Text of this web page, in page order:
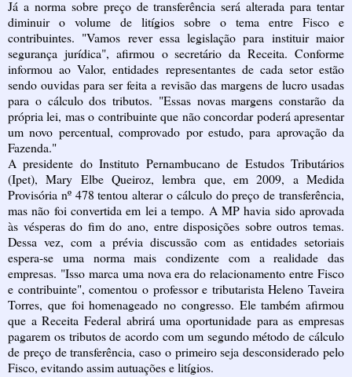
Já a norma sobre preço de transferência será alterada para tentar
diminuir o volume de litígios sobre o tema entre Fisco e
contribuintes. "Vamos rever essa legislação para instituir maior
segurança jurídica", afirmou o secretário da Receita. Conforme
informou ao Valor, entidades representantes de cada setor estão
sendo ouvidas para ser feita a revisão das margens de lucro usadas
para o cálculo dos tributos. "Essas novas margens constarão da
própria lei, mas o contribuinte que não concordar poderá apresentar
um novo percentual, comprovado por estudo, para aprovação da
Fazenda."
A presidente do Instituto Pernambucano de Estudos Tributários
(Ipet), Mary Elbe Queiroz, lembra que, em 2009, a Medida
Provisória nº 478 tentou alterar o cálculo do preço de transferência,
mas não foi convertida em lei a tempo. A MP havia sido aprovada
às vésperas do fim do ano, entre disposições sobre outros temas.
Dessa vez, com a prévia discussão com as entidades setoriais
espera-se uma norma mais condizente com a realidade das
empresas. "Isso marca uma nova era do relacionamento entre Fisco
e contribuinte", comentou o professor e tributarista Heleno Taveira
Torres, que foi homenageado no congresso. Ele também afirmou
que a Receita Federal abrirá uma oportunidade para as empresas
pagarem os tributos de acordo com um segundo método de cálculo
de preço de transferência, caso o primeiro seja desconsiderado pelo
Fisco, evitando assim autuações e litígios.